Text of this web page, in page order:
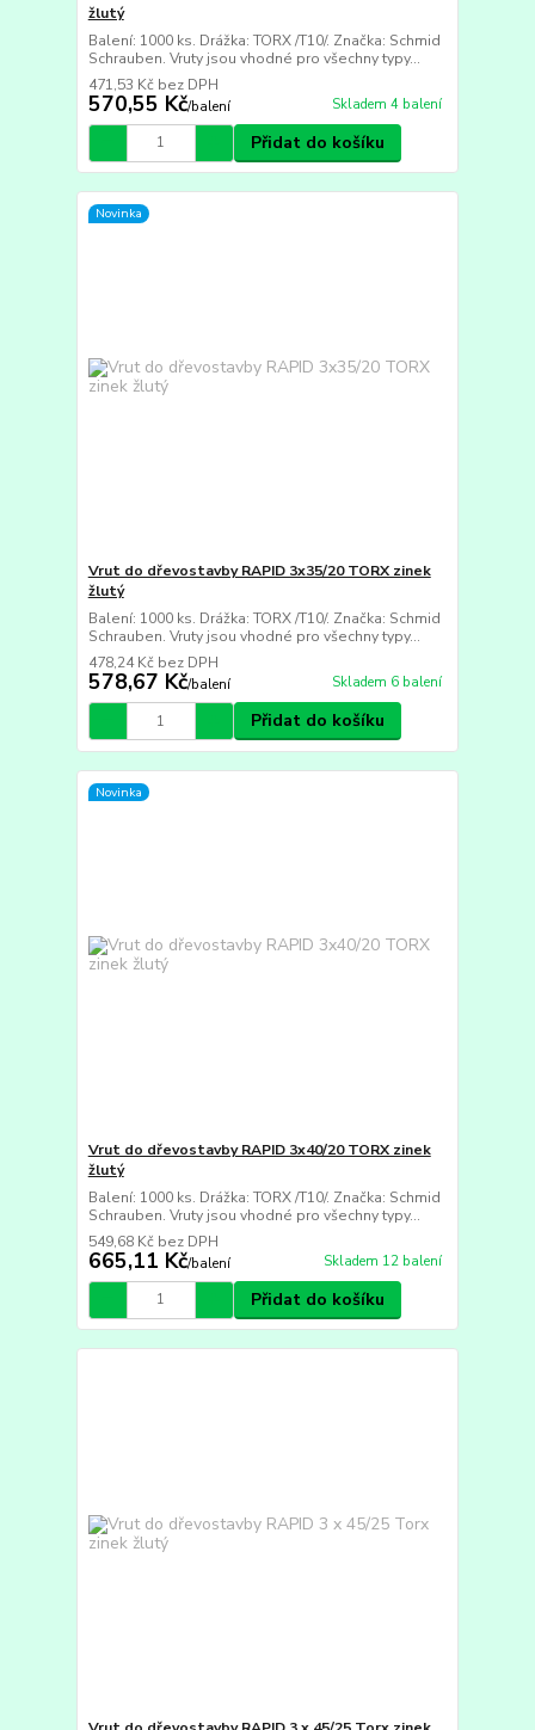
žlutý
Balení: 1000 ks. Drážka: TORX /T10/. Značka: Schmid
Schrauben. Vruty jsou vhodné pro všechny typy...
570,55 Kč/balení
471,53 Kč bez DPH
Skladem 4 balení
Přidat do košíku
Novinka
Vrut do dřevostavby RAPID 3x35/20 TORX zinek
žlutý
Balení: 1000 ks. Drážka: TORX /T10/. Značka: Schmid
Schrauben. Vruty jsou vhodné pro všechny typy...
578,67 Kč/balení
478,24 Kč bez DPH
Skladem 6 balení
Přidat do košíku
Novinka
Vrut do dřevostavby RAPID 3x40/20 TORX zinek
žlutý
Balení: 1000 ks. Drážka: TORX /T10/. Značka: Schmid
Schrauben. Vruty jsou vhodné pro všechny typy...
665,11 Kč/balení
549,68 Kč bez DPH
Skladem 12 balení
Přidat do košíku